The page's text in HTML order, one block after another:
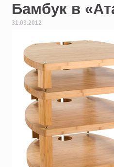
Бамбук в
31.03.2012